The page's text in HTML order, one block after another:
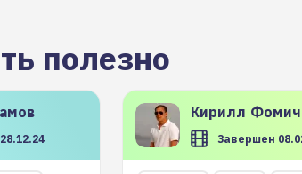
полезно
Кирилл
Завершен